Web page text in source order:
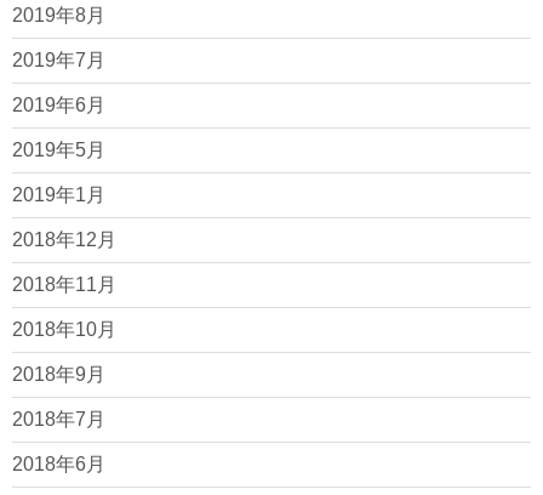
2019年8月
2019年7月
2019年6月
2019年5月
2019年1月
2018年12月
2018年11月
2018年10月
2018年9月
2018年7月
2018年6月